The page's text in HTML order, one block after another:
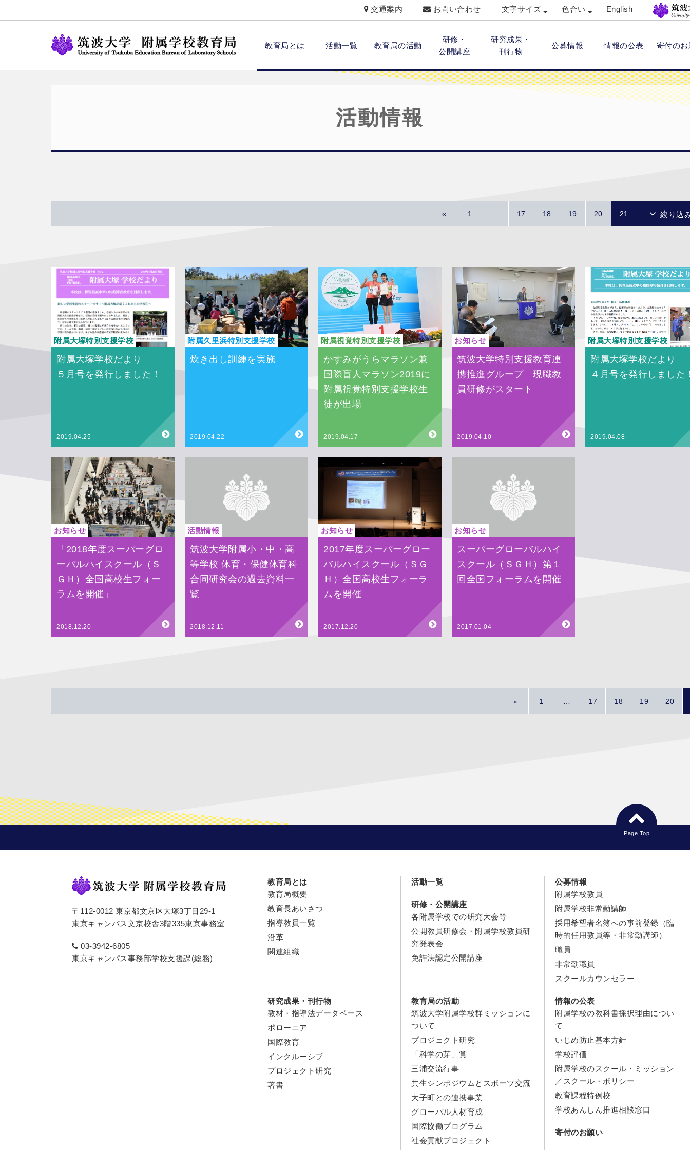
交通案内 お問い合わせ 文字サイズ 色合い English
教育局とは 活動一覧 教育局の活動
研修・
公開講座
研究成果・
刊行物
公募情報 情報の公表 寄付のお
活動情報
絞り込
« 1 17 18 19 20 21
附属大塚特別支援学校
附属大塚学校だより
５月号を発行しました！
2019.04.25
附属久里浜特別支援学校
炊き出し訓練を実施
2019.04.22
附属視覚特別支援学校
かすみがうらマラソン兼
国際盲人マラソン2019に
附属視覚特別支援学校生
徒が出場
2019.04.17
お知らせ
筑波大学特別支援教育連
携推進グループ 現職教
員研修がスタート
2019.04.10
附属大塚特別支援学校
附属大塚学校だよ
４月号を発行しました
2019.04.08
お知らせ
「2018年度スーパーグロ
ーバルハイスクール（Ｓ
ＧＨ）全国高校生フォー
ラムを開催」
2018.12.20
活動情報
筑波大学附属小・中・高
等学校 体育・保健体育科
合同研究会の過去資料一
覧
2018.12.11
お知らせ
2017年度スーパーグロー
バルハイスクール（ＳＧ
Ｈ）全国高校生フォーラ
ムを開催
2017.12.20
お知らせ
スーパーグローバルハイ
スクール（ＳＧＨ）第１
回全国フォーラムを開催
2017.01.04
« 1 17 18 19 20
Page Top
〒112-0012 東京都文京区大塚3丁目29-1
東京キャンパス文京校舎3階335東京事務室
03-3942-6805
東京キャンパス事務部学校支援課(総務)
教育局とは
教育局概要
教育長あいさつ
指導教員一覧
沿革
関連組織
活動一覧
研修・公開講座
各附属学校での研究大会等
公開教員研修会・附属学校教員研
究発表会
免許法認定公開講座
公募情報
附属学校教員
附属学校非常勤講師
採用希望者名簿への事前登録（臨
時的任用教員等・非常勤講師）
職員
非常勤職員
スクールカウンセラー
研究成果・刊行物
教材・指導法データベース
ポローニア
国際教育
インクルーシブ
プロジェクト研究
著書
教育局の活動
筑波大学附属学校群ミッションに
ついて
プロジェクト研究
「科学の芽」賞
三浦交流行事
共生シンポジウムとスポーツ交流
大子町との連携事業
グローバル人材育成
国際協働プログラム
社会貢献プロジェクト
情報の公表
附属学校の教科書採択理由につい
て
いじめ防止基本方針
学校評価
附属学校のスクール・ミッション
／スクール・ポリシー
教育課程特例校
学校あんしん推進相談窓口
寄付のお願い